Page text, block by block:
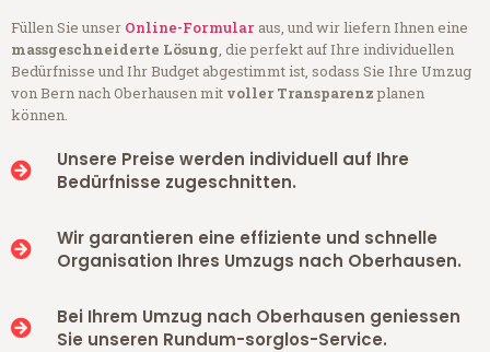
Füllen Sie unser Online-Formular aus, und wir liefern Ihnen eine
massgeschneiderte Lösung, die perfekt auf Ihre individuellen
Bedürfnisse und Ihr Budget abgestimmt ist, sodass Sie Ihre Umzug
von Bern nach Oberhausen mit voller Transparenzplanen
können.
Unsere Preise werden individuell auf Ihre
Bedürfnisse zugeschnitten.
Wir garantieren eine effiziente und schnelle
Organisation Ihres Umzugs nach Oberhausen.
Bei Ihrem Umzug nach Oberhausen geniessen
Sie unseren Rundum-sorglos-Service.